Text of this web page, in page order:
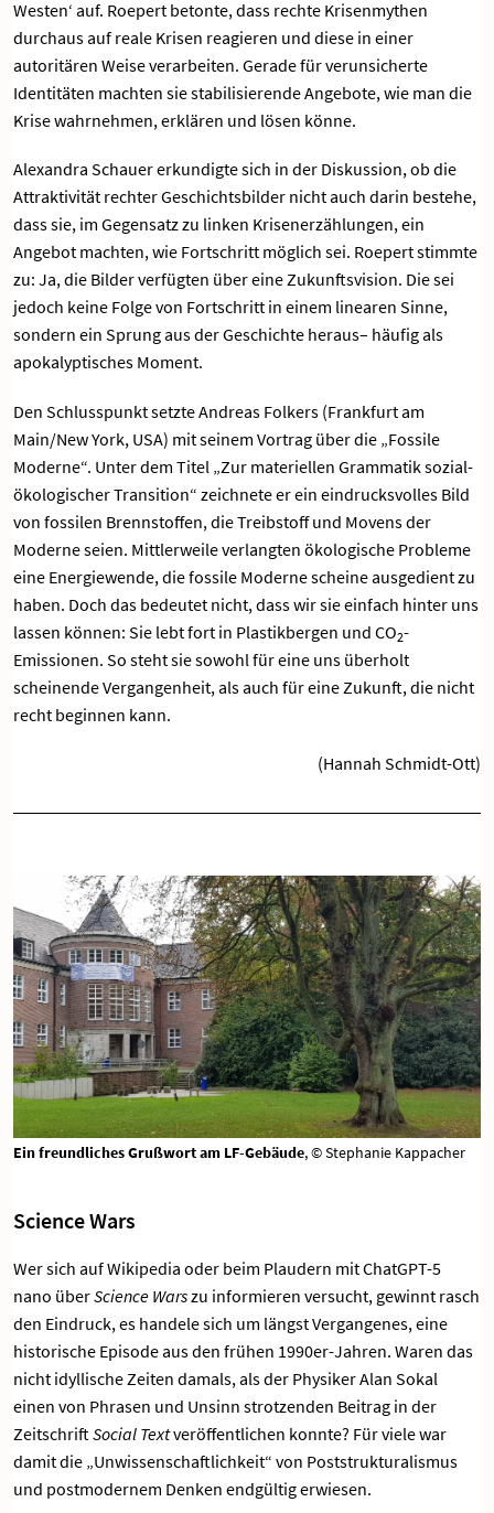
Westen‘ auf. Roepert betonte, dass rechte Krisenmythen
durchaus auf reale Krisen reagieren und diese in einer
autoritären Weise verarbeiten. Gerade für verunsicherte
Identitäten machten sie stabilisierende Angebote, wie man die
Krise wahrnehmen, erklären und lösen könne.
Alexandra Schauer erkundigte sich in der Diskussion, ob die
Attraktivität rechter Geschichtsbilder nicht auch darin bestehe,
dass sie, im Gegensatz zu linken Krisenerzählungen, ein
Angebot machten, wie Fortschritt möglich sei. Roepert stimmte
zu: Ja, die Bilder verfügten über eine Zukunftsvision. Die sei
jedoch keine Folge von Fortschritt in einem linearen Sinne,
sondern ein Sprung aus der Geschichte heraus– häufig als
apokalyptisches Moment.
Den Schlusspunkt setzte Andreas Folkers (Frankfurt am
Main/New York, USA) mit seinem Vortrag über die „Fossile
Moderne“. Unter dem Titel „Zur materiellen Grammatik sozial-
ökologischer Transition“ zeichnete er ein eindrucksvolles Bild
von fossilen Brennstoffen, die Treibstoff und Movens der
Moderne seien. Mittlerweile verlangten ökologische Probleme
eine Energiewende, die fossile Moderne scheine ausgedient zu
haben. Doch das bedeutet nicht, dass wir sie einfach hinter uns
lassen können: Sie lebt fort in Plastikbergen und CO2-
Emissionen. So steht sie sowohl für eine uns überholt
scheinende Vergangenheit, als auch für eine Zukunft, die nicht
recht beginnen kann.
(Hannah Schmidt-Ott)
Ein freundliches Grußwort am LF-Gebäude, © Stephanie Kappacher
Science Wars
Wer sich auf Wikipedia oder beim Plaudern mit ChatGPT-5
nano überScience Warszu informieren versucht, gewinnt rasch
den Eindruck, es handele sich um längst Vergangenes, eine
historische Episode aus den frühen 1990er-Jahren. Waren das
nicht idyllische Zeiten damals, als der Physiker Alan Sokal
einen von Phrasen und Unsinn strotzenden Beitrag in der
Zeitschrift Social Textveröffentlichen konnte? Für viele war
damit die „Unwissenschaftlichkeit“ von Poststrukturalismus
und postmodernem Denken endgültig erwiesen.